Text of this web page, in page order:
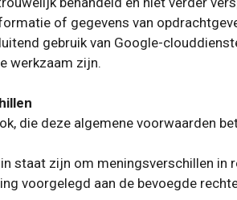
of gegevens van
gebruik van Google-
werkzaam zijn.
die deze algemene voorwaarden
staat zijn om meningsverschillen
voorgelegd aan de bevoegde